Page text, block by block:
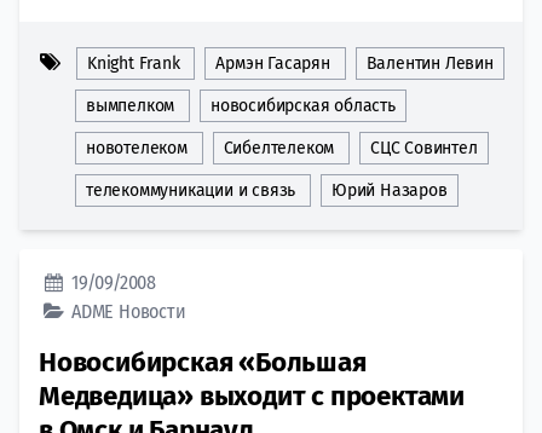
Knight Frank Армэн Гасарян Валентин Левин
вымпелком новосибирская область
новотелеком Сибелтелеком СЦС Совинтел
телекоммуникации и связь Юрий Назаров
19/09/2008
ADME Новости
Новосибирская «Большая
Медведица» выходит с проектами